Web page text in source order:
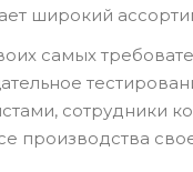
широкий
самых
сотрудники
производства